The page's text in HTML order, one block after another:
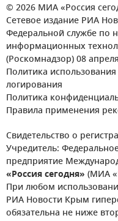
© 2026 МИА «Россия
Сетевое издание РИА
Федеральной службе по
информационных
(Роскомнадзор) 08
Политика
логирования
Политика
Правила применения
Свидетельство о
Учредитель:
предприятие
«Россия сегодня» (МИА
При любом
РИА Новости Крым
обязательна не ниже